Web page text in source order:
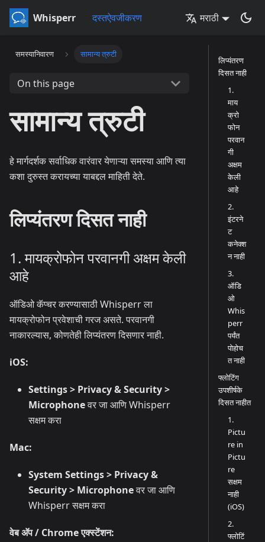
Whisperr दस्तऐवजीकरण मराठी
समस्यानिवारण सामान्य त्रुटी
On this page
सामान्य त्रुटी
हे मार्गदर्शक सर्वाधिक वारंवार येणाऱ्या समस्या आणि त्या
कशा दुरुस्त करायच्या याबद्दल माहिती देते.
लिप्यंतरण दिसत नाही
1. मायक्रोफोन परवानगी अक्षम केली
आहे
ऑडिओ कॅप्चर करण्यासाठी Whisperr ला
मायक्रोफोन प्रवेशाची गरज असते. परवानगी
नाकारल्यास, कोणतेही लिप्यंतरण दिसणार नाही.
iOS:
Settings > Privacy & Security >
Microphoneवर जा आणि Whisperr
सक्षम करा
Mac:
System Settings > Privacy &
Security > Microphoneवर जा आणि
Whisperr सक्षम करा
वेब अ‍ॅप / Chrome एक्स्टेंशन:
लिप्यंतरण
दिसत नाही
1.
माय
क्रो
फोन
परवान
गी
अक्षम
केली
आहे
2.
इंटरने
ट
कनेक्श
न नाही
3.
ऑडि
ओ
Whis
perr
पर्यंत
पोहोच
त नाही
फ्लोटिंग
उपशीर्षके
दिसत नाहीत
1.
Pictu
re in
Pictu
re
सक्षम
नाही
(iOS)
2.
फ्लोटिं